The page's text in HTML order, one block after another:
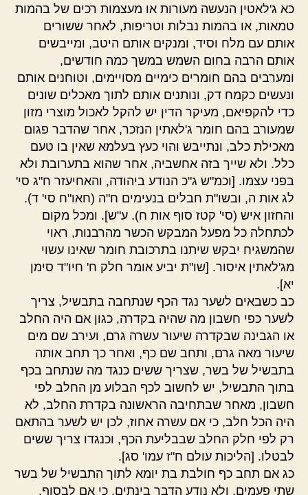
כא ג'לאטין הנעשה מעורות או מעצמות רכים של בהמות
טמאות, או בהמות נבלות וטריפות, לאחר ששורים
אותם עם מלח וסיד, ומנקים אותם היטב, ומייבשים
אותם הרבה בחום השמש במשך כמה חודשים,
ומערבים בהם חומרים כימיים מסויימים, וטוחנים אותם
ונעשים כקמח דק, ונותנים אותם לתוך מאכלים שונים
כדי להקפיאם, מעיקר הדין יש להקל לאכול מוצרי מזון
שמעורב בהם חומר ג'לאתין הנזכר, אחר שהדבר פגום
מאכילת כלב, ונתייבש והוי כעץ בעלמא שאין בו טעם
כלל. ולא שייך בזה אחשביה, אחר שהוא בתערובת ולא
בפני עצמו. [וכמ"ש ג"כ הנודע ביהודה, והאחיעזר ח"ג סי'
לג אות ה, ובשו"ת חבלים בנעימים ח"ה (חאו"ח סי' ד).
והחזון איש (סי' קטז סוף אות ח). ע"ש]. ומכל מקום
לכתחלה כל מפעל המבקש הכשר מהרבנות, ראוי
שהמשגיח יבקש שיתנו בתרכובת חומר שאינו עשוי
מג'לאתין איסור. [שו"ת יביע אומר חלק ח' חיו"ד סימן
יא].
כב כשבאים לשער נגד הכף שנתחבה בתבשיל, צריך
לשער כפי חשבון מה שהיה בקדרה, כגון אם היה החלב
או הגבינה שבקדרה שיעור עשרה גרם, ועירב שם מים
שיעור מאה גרם, ותחב שם כף, ואחר כך תחב אותה
בתבשיל של בשר, שצריך ששים כנגד מה שנתחב בכף
בתוך התבשיל, יש לחשוב לכף הבלוע מן החלב לפי
חשבון, מאחר שבתחיבה הראשונה בקדרת החלב, לא
היה הכל חלב, כי אם עשרה אחוז, לכן יש לשער בהתאם
רק לפי חלק החלב שבבליעת הכף, וכנגדו צריך ששים
לבטלו. [הליכות עולם ח"ז עמו' סג].
כג אם תחב כף חולבת בת יומא לתוך התבשיל של בשר
שתי פעמים, ולא נודע הדבר בינתים, כי אם לבסוף,